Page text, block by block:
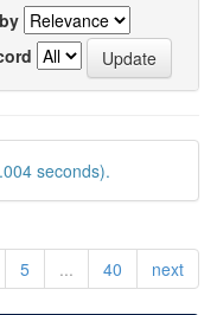
seconds).
5 ... 40 next